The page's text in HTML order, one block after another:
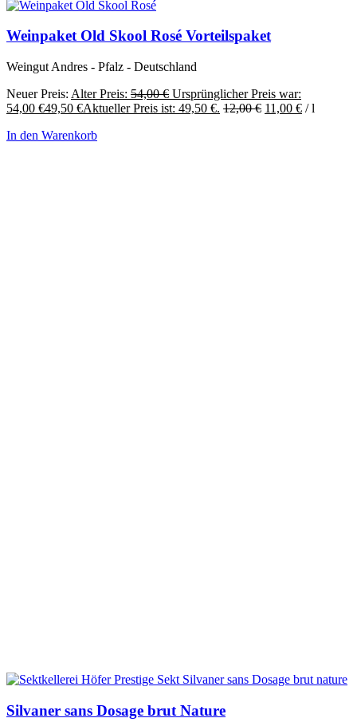
Weinpaket Old Skool Rosé Vorteilspaket
Weingut Andres - Pfalz - Deutschland
Neuer Preis: Alter Preis: 54,00€ Ursprünglicher Preis war:
54,00 €49,50 €Aktueller Preis ist: 49,50 €. 12,00€ 11,00 € /l
In den Warenkorb
Silvaner sans Dosage brut Nature